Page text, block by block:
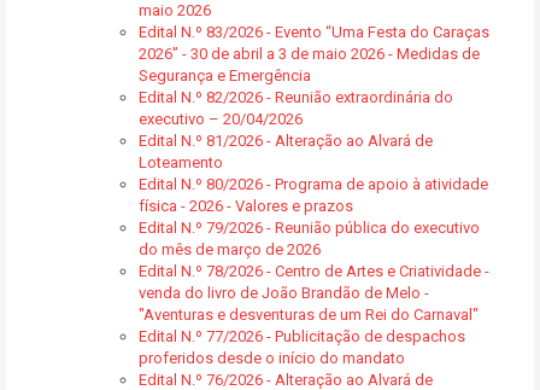
maio 2026
Edital N.º 83/2026 - Evento “Uma Festa do Caraças
2026” - 30 de abril a 3 de maio 2026 - Medidas de
Segurança e Emergência
Edital N.º 82/2026 - Reunião extraordinária do
executivo – 20/04/2026
Edital N.º 81/2026 - Alteração ao Alvará de
Loteamento
Edital N.º 80/2026 - Programa de apoio à atividade
física - 2026 - Valores e prazos
Edital N.º 79/2026 - Reunião pública do executivo
do mês de março de 2026
Edital N.º 78/2026 - Centro de Artes e Criatividade -
venda do livro de João Brandão de Melo -
"Aventuras e desventuras de um Rei do Carnaval"
Edital N.º 77/2026 - Publicitação de despachos
proferidos desde o início do mandato
Edital N.º 76/2026 - Alteração ao Alvará de